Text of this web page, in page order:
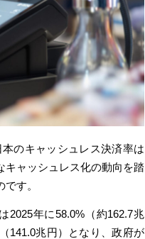
本のキャッシ ュレス決済率は
キャッシュレス化の動向を踏
です。
2025年に58.0%（約162.7兆
141.0兆円）となり、政府が